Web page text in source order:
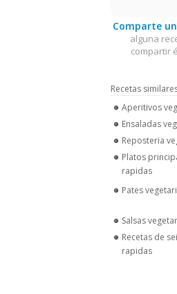
Comparte
alguna
compartir
Recetas
Aperitivos
Ensaladas
Reposteria
Platos
rapidas
Pates
Salsas
Recetas de
rapidas